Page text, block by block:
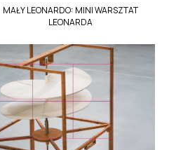
MAŁY LEONARDO: MINI WARSZTAT
LEONARDA